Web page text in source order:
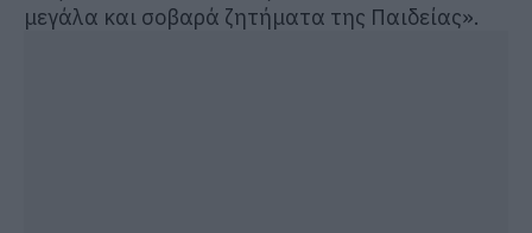
μεγάλα και σοβαρά ζητήματα της Παιδείας».